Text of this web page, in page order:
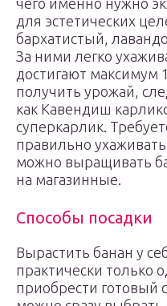
чего именно нужно
для эстетических
бархатистый,
За ними легко
достигают максимум
получить урожай,
как Кавендиш
суперкарлик.
правильно
можно выращивать
на магазинные.
Способы посадки
Вырастить банан у
практически только
приобрести готовый